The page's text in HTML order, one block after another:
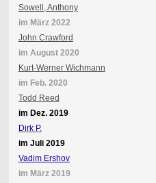
Sowell, Anthony
im März 2022
John Crawford
im August 2020
Kurt-Werner Wichmann
im Feb. 2020
Todd Reed
im Dez. 2019
Dirk P.
im Juli 2019
Vadim Ershov
im März 2019